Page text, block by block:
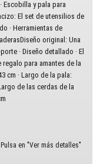
Escobilla y pala para
El set de utensilios de
· Herramientas de
original: Una
· Diseño detallado · El
regalo para amantes de la
cm · Largo de la pala:
de las cerdas de la
en "Ver más detalles"